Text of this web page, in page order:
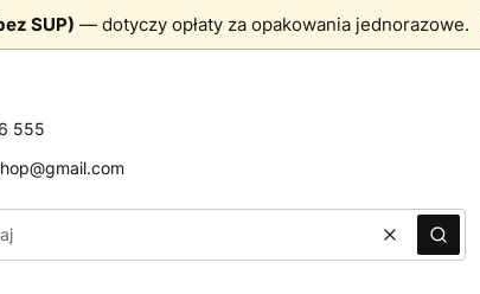
SUP) — dotyczy opłaty za opakowania jednorazowe.
555
WyczyśćSzukaj